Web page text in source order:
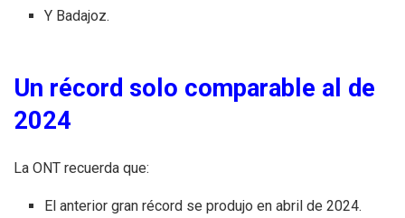
Y Badajoz.
Un récord solo comparable al de
2024
La ONT recuerda que:
El anterior gran récord se produjo en abril de 2024.